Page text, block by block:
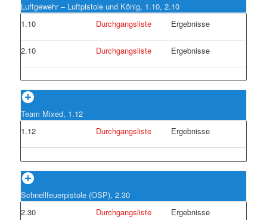
Luftgewehr – Luftpistole und König, 1.10, 2.10
1.10
Durchgangsliste Ergebnisse
2.10 Durchgangsliste Ergebnisse
Team Mixed, 1.12
1.12
Durchgangsliste Ergebnisse
Schnellfeuerpistole (OSP), 2.30
2.30
Durchgangsliste Ergebnisse